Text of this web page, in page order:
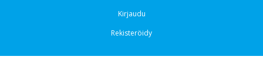
Kirjaudu
Rekisteröidy